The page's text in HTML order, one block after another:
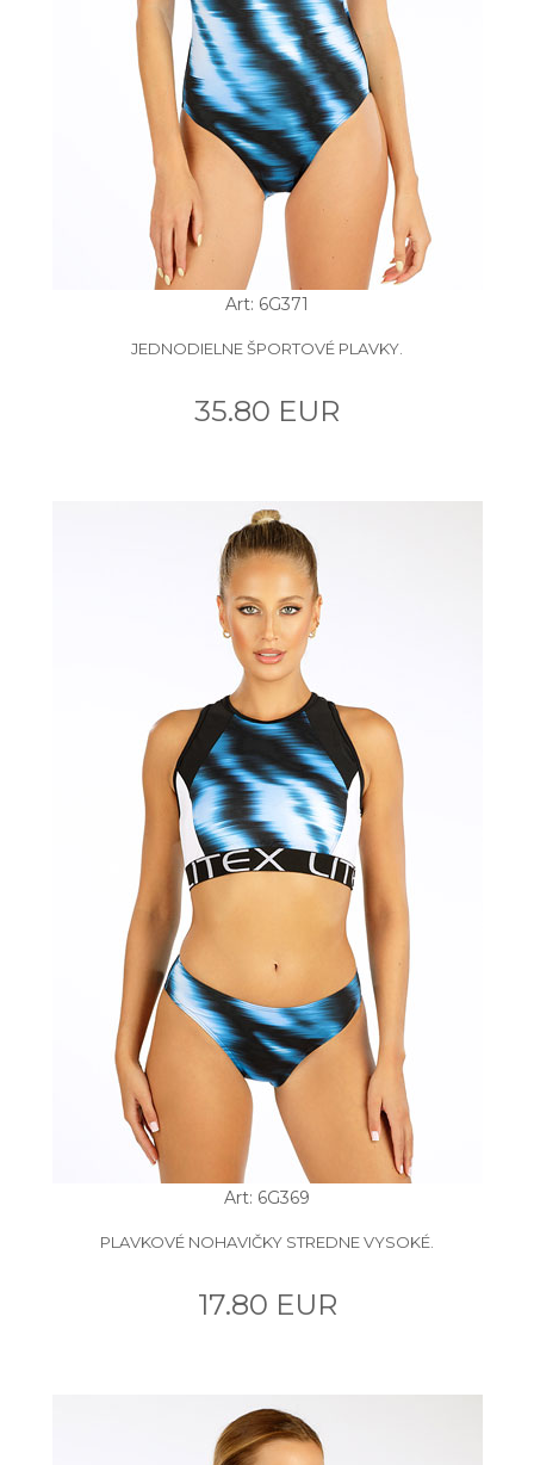
Art: 6G371
JEDNODIELNE ŠPORTOVÉ PLAVKY.
35.80 EUR
Art: 6G369
PLAVKOVÉ NOHAVIČKY STREDNE VYSOKÉ.
17.80 EUR